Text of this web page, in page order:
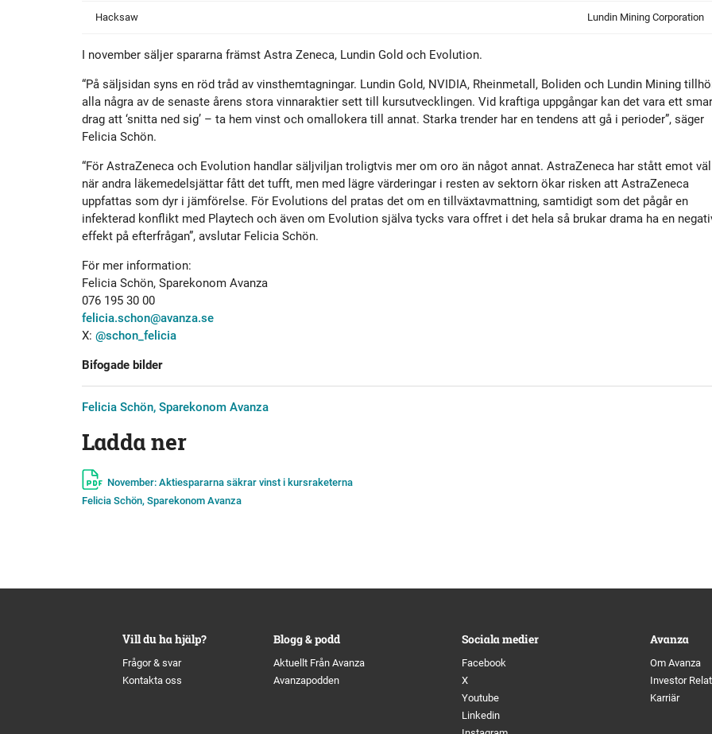
Hacksaw Lundin Mining Corporation
I november säljer spararna främst Astra Zeneca, Lundin Gold och Evolution.
“På säljsidan syns en röd tråd av vinsthemtagningar. Lundin Gold, NVIDIA, Rheinmetall, Boliden och Lundin Mining
alla några av de senaste årens stora vinnaraktier sett till kursutvecklingen. Vid kraftiga uppgångar kan det vara ett
drag att ‘snitta ned sig’ – ta hem vinst och omallokera till annat. Starka trender har en tendens att gå i perioder”, säger
Felicia Schön.
“För AstraZeneca och Evolution handlar säljviljan troligtvis mer om oro än något annat. AstraZeneca har stått emot väl
när andra läkemedelsjättar fått det tufft, men med lägre värderingar i resten av sektorn ökar risken att AstraZeneca
uppfattas som dyr i jämförelse. För Evolutions del pratas det om en tillväxtavmattning, samtidigt som det pågår en
infekterad konflikt med Playtech och även om Evolution själva tycks vara offret i det hela så brukar drama ha en
effekt på efterfrågan”, avslutar Felicia Schön.
För mer information:
Felicia Schön, Sparekonom Avanza
076 195 30 00
felicia.schon@avanza.se
X: @schon_felicia
Bifogade bilder
Felicia Schön, Sparekonom Avanza
Ladda ner
November: Aktiespararna säkrar vinst i kursraketerna
Felicia Schön, Sparekonom Avanza
Vill du ha hjälp?
Frågor & svar
Kontakta oss
Blogg & podd
Aktuellt Från Avanza
Avanzapodden
Sociala medier
Facebook
X
Youtube
Linkedin
Avanza
Om Avanza
Investor
Karriär